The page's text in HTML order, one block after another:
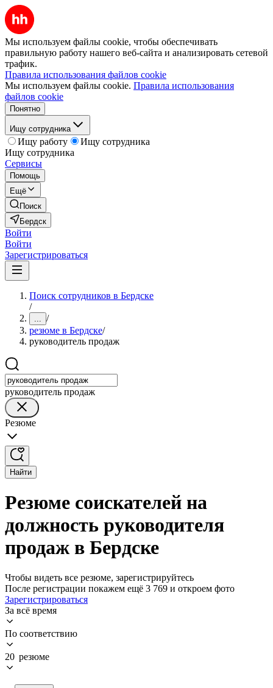
Мы используем файлы cookie, чтобы обеспечивать
правильную работу нашего веб-сайта и анализировать сетевой
трафик.
Правила использования файлов cookie
Мы используем файлы cookie. Правила использования
файлов cookie
Понятно
Ищу сотрудника
Ищу работу
Ищу сотрудника
Ищу сотрудника
Сервисы
Помощь
Ещё
Поиск
Бердск
Войти
Войти
Зарегистрироваться
Поиск сотрудников в Бердске
/
... /
резюме в Бердске/
руководитель продаж
руководитель продаж
Резюме
Найти
Резюме соискателей на
должность руководителя
продаж в Бердске
Чтобы видеть все резюме, зарегистрируйтесь
После регистрации покажем ещё 3 769 и откроем фото
Зарегистрироваться
За всё время
По соответствию
20 резюме